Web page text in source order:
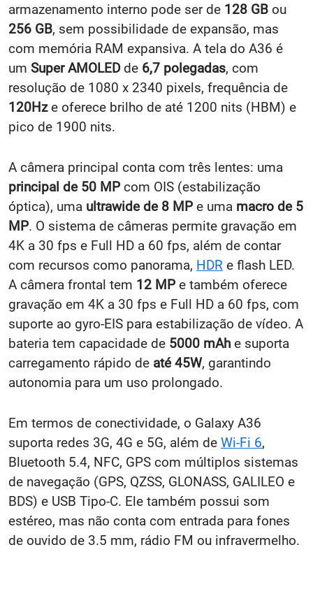
armazenamento interno pode ser de 128 GB ou
256 GB, sem possibilidade de expansão, mas
com memória RAM expansiva. A tela do A36 é
um Super AMOLEDde 6,7 polegadas, com
resolução de 1080 x 2340 pixels, frequência de
120Hze oferece brilho de até 1200 nits (HBM) e
pico de 1900 nits.
A câmera principal conta com três lentes: uma
principal de 50 MP com OIS (estabilização
óptica), uma ultrawide de 8 MP e uma macro de 5
MP. O sistema de câmeras permite gravação em
4K a 30 fps e Full HD a 60 fps, além de contar
com recursos como panorama, HDR e flash LED.
A câmera frontal tem 12 MP e também oferece
gravação em 4K a 30 fps e Full HD a 60 fps, com
suporte ao gyro-EIS para estabilização de vídeo. A
bateria tem capacidade de 5000 mAh e suporta
carregamento rápido de até 45W, garantindo
autonomia para um uso prolongado.
Em termos de conectividade, o Galaxy A36
suporta redes 3G, 4G e 5G, além de Wi-Fi 6,
Bluetooth 5.4, NFC, GPS com múltiplos sistemas
de navegação (GPS, QZSS, GLONASS, GALILEO e
BDS) e USB Tipo-C. Ele também possui som
estéreo, mas não conta com entrada para fones
de ouvido de 3.5 mm, rádio FM ou infravermelho.